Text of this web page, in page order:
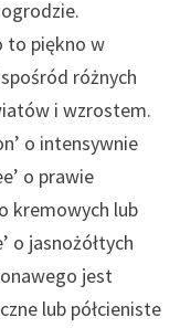
to piękno w
różnych
i wzrostem.
o intensywnie
o prawie
kremowych lub
o jasnożółtych
jest
lub półcieniste